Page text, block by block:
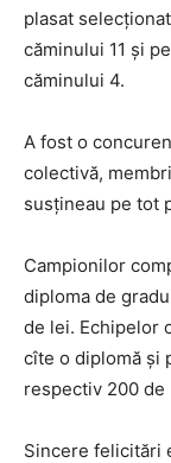
plasat
căminului 11 și
căminului 4.
A fost o
colectivă,
susțineau pe tot
Campionilor
diploma de
de lei. Echipelor
cîte o diplomă și
respectiv 200 de
Sincere felicitări